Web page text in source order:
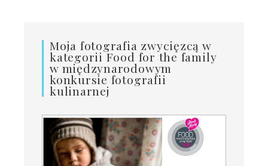
Moja fotografia zwycięzcą w
kategorii Food for the family
w międzynarodowym
konkursie fotografii
kulinarnej